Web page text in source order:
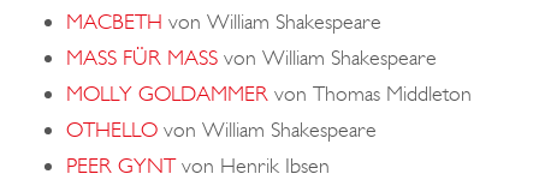
MACBETH von William Shakespeare
MASS FÜR MASS von William Shakespeare
MOLLY GOLDAMMER von Thomas Middleton
OTHELLO von William Shakespeare
PEER GYNTvon Henrik Ibsen